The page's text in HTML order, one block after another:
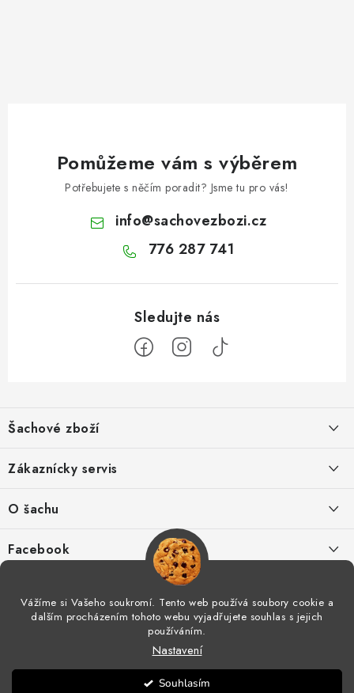
Vážíme si Vašeho soukromí. Tento web používá soubory cookie a
dalším procházením tohoto webu vyjadřujete souhlas s jejich
používáním.
Nastavení
Souhlasím
Pomůžeme vám s výběrem
Potřebujete s něčím poradit? Jsme tu pro vás!
info@sachovezbozi.cz
776 287 741
á
p
a
Šachové zboží
Spolupráce
Zákaznícky servis
Výhody nákupu u nás
Odstoupení od smlouvy
O šachu
Šachový tréning
Facebook
Vytvořil Shoptet
Copyright 2026Šachové zboží. Všechna práva vyhrazena.